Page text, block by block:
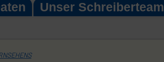
Unser Schreiberteam